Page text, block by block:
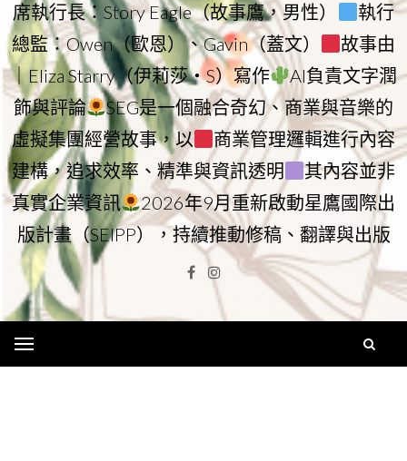
席執行長：Story Eagle（故事鷹，男性）
執行
總監：Owen（歐恩）、Gavin（蓋文）
故事由
｜Eliza Starry（伊莉莎・S）寫作
AI負責文字潤
飾與評論
SEG是一個融合奇幻、商業與音樂的
虛擬集團經營故事，以
商業管理邏輯進行內容
建構，追求效率、精準與資訊透明
其內容並非
真實企業資訊
2026年9月重新啟動星鷹國際出
版計畫（SEIPP），持續推動修稿、翻譯與出版
Facebook
Instagram